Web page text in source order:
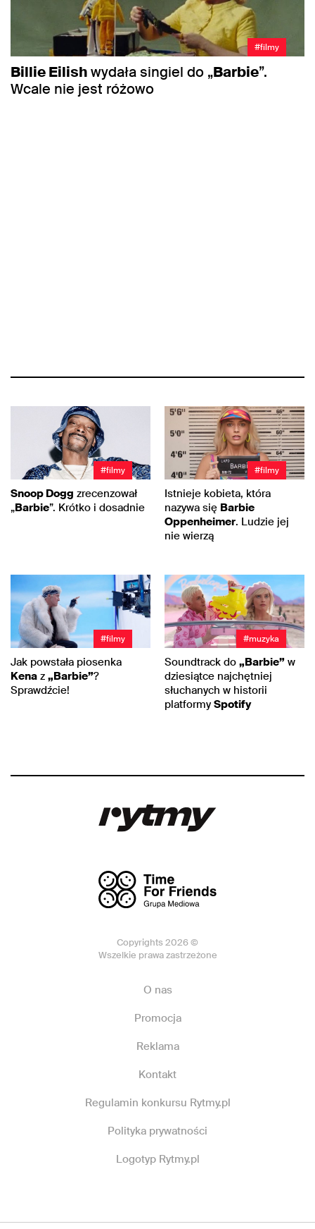
#filmy
Billie Eilishwydała singiel do „Barbie”.
Wcale nie jest różowo
#filmy
Snoop Dogg zrecenzował
„Barbie”. Krótko i dosadnie
#filmy
Istnieje kobieta, która
nazywa się Barbie
Oppenheimer. Ludzie jej
nie wierzą
#filmy
Jak powstała piosenka
Kena z „Barbie”?
Sprawdźcie!
#muzyka
Soundtrack do „Barbie” w
dziesiątce najchętniej
słuchanych w historii
platformy Spotify
Copyrights 2026 ©
Wszelkie prawa zastrzeżone
O nas
Promocja
Reklama
Kontakt
Regulamin konkursu Rytmy.pl
Polityka prywatności
Logotyp Rytmy.pl